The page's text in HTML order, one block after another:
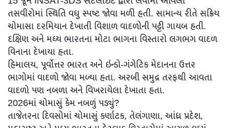
તસવીરોમાં સ્થિતિ વધુ સ્પષ્ટ જોવા મળી હતી. સામાન્ય રીતે સક્રિય
ચોમાસા દરમિયાન દેખાતી વિશાળ વાદળોની પટ્ટી ગાયબ હતી.
દક્ષિણ અને મધ્ય ભારતના મોટા ભાગના વિસ્તારો લગભગ વાદળ
વિનાના દેખાયા હતા.
હિમાલય, પૂર્વોત્તર ભારત અને ઇન્ડો-ગંગેટિક મેદાનના ઉત્તર
ભાગોમાં વાદળો જોવા મળ્યા હતા. અરબી સમુદ્ર તરફથી આવતા
વાદળો પણ નબળા અને વિખરાયેલા દેખાતા હતા.
2026માં ચોમાસું કેમ નબળું પડ્યું?
તાજેતરના દિવસોમાં ચોમાસું કર્ણાટક, તેલંગાણા, આંધ્ર પ્રદેશ,